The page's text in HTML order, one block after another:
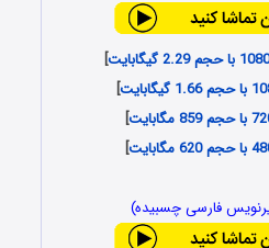
]
]
]
]
فارسی چسبیده)